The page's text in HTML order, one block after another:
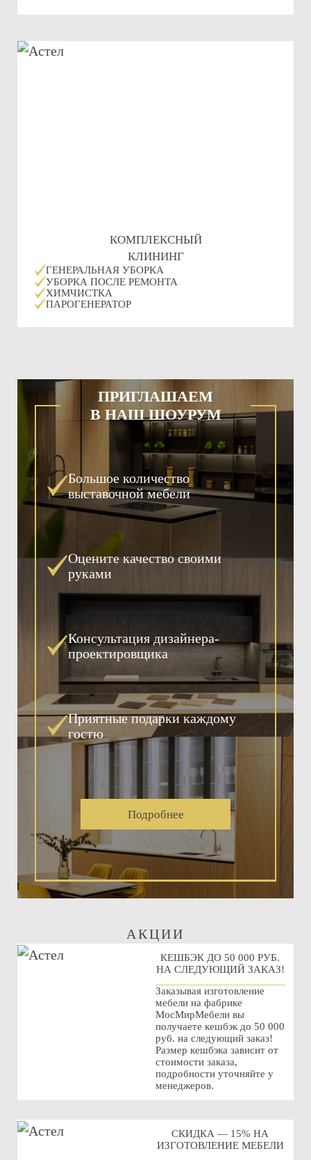
КОМПЛЕКСНЫЙ
КЛИНИНГ
ГЕНЕРАЛЬНАЯ УБОРКА
УБОРКА ПОСЛЕ РЕМОНТА
ХИМЧИСТКА
ПАРОГЕНЕРАТОР
ПРИГЛАШАЕМ
В НАШ ШОУРУМ
Большое количество
выставочной мебели
Оцените качество своими
руками
Консультация дизайнера-
проектировщика
Приятные подарки каждому
гостю
Подробнее
АКЦИИ
КЕШБЭК ДО 50 000 РУБ.
НА СЛЕДУЮЩИЙ ЗАКАЗ!
Заказывая изготовление
мебели на фабрике
МосМирМебели вы
получаете кешбэк до 50 000
руб. на следующий заказ!
Размер кешбэка зависит от
стоимости заказа,
подробности уточняйте у
менеджеров.
СКИДКА — 15% НА
ИЗГОТОВЛЕНИЕ МЕБЕЛИ